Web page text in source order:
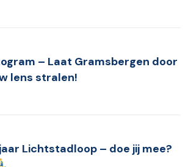
– Laat Gramsbergen door
lens stralen!
Lichtstadloop – doe jij mee?